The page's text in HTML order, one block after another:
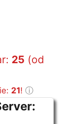
25 (od
21! ⓘ